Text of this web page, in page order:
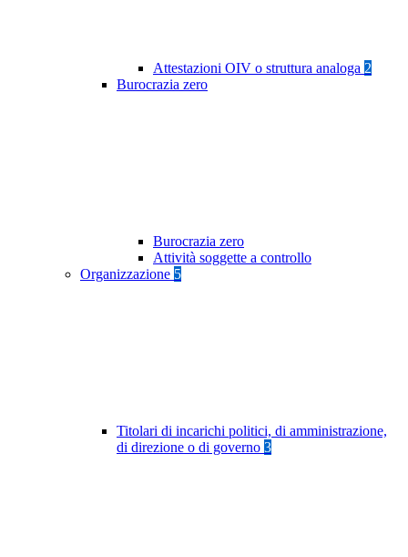
Attestazioni OIV o struttura analoga 2
Burocrazia zero
Burocrazia zero
Attività soggette a controllo
Organizzazione 5
Titolari di incarichi politici, di amministrazione,
di direzione o di governo 3